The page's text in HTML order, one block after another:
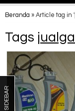
Beranda » Article tag in
Tags
SIDEBAR